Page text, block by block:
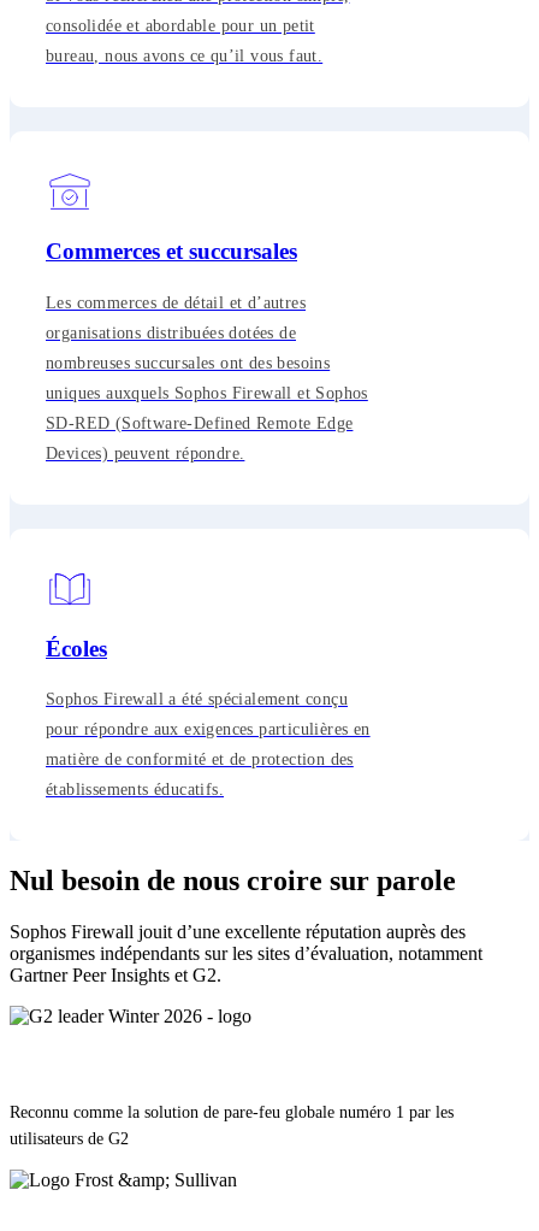
consolidée et abordable pour un petit
bureau, nous avons ce qu’il vous faut.
Commerces et succursales
Les commerces de détail et d’autres
organisations distribuées dotées de
nombreuses succursales ont des besoins
uniques auxquels Sophos Firewall et Sophos
SD-RED (Software-Defined Remote Edge
Devices) peuvent répondre.
Écoles
Sophos Firewall a été spécialement conçu
pour répondre aux exigences particulières en
matière de conformité et de protection des
établissements éducatifs.
Nul besoin de nous croire sur parole
Sophos Firewall jouit d’une excellente réputation auprès des
organismes indépendants sur les sites d’évaluation, notamment
Gartner Peer Insights et G2.
Reconnu comme la solution de pare-feu globale numéro 1 par les
utilisateurs de G2